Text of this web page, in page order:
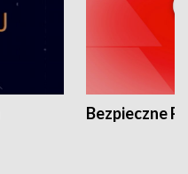
Bezpieczne